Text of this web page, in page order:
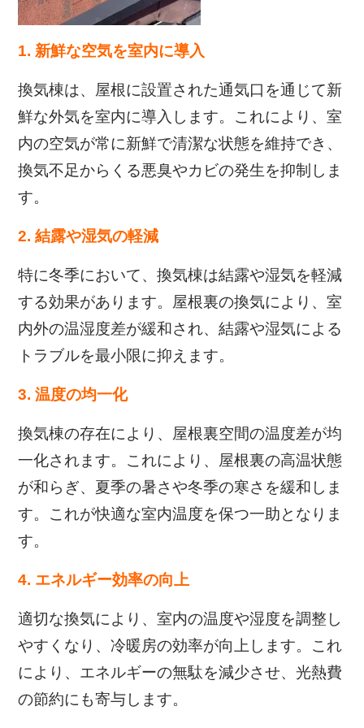
1. 新鮮な空気を室内に導入
換気棟は、屋根に設置された通気口を通じて新
鮮な外気を室内に導入します。これにより、室
内の空気が常に新鮮で清潔な状態を維持でき、
換気不足からくる悪臭やカビの発生を抑制しま
す。
2. 結露や湿気の軽減
特に冬季において、換気棟は結露や湿気を軽減
する効果があります。屋根裏の換気により、室
内外の温湿度差が緩和され、結露や湿気による
トラブルを最小限に抑えます。
3. 温度の均一化
換気棟の存在により、屋根裏空間の温度差が均
一化されます。これにより、屋根裏の高温状態
が和らぎ、夏季の暑さや冬季の寒さを緩和しま
す。これが快適な室内温度を保つ一助となりま
す。
4. エネルギー効率の向上
適切な換気により、室内の温度や湿度を調整し
やすくなり、冷暖房の効率が向上します。これ
により、エネルギーの無駄を減少させ、光熱費
の節約にも寄与します。